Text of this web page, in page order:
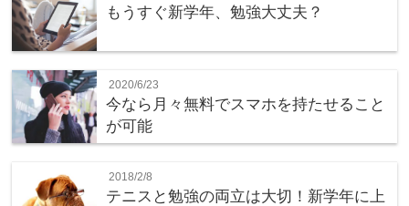
もうすぐ新学年、勉強大丈夫？
2020/6/23
今なら月々無料でスマホを持たせること
が可能
2018/2/8
テニスと勉強の両立は大切！新学年に上